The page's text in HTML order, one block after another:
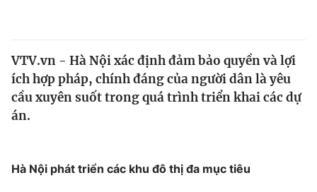
Thế giới
Tin tức
Câu chuyện quốc tế
Tài chính
Dữ liệu và đời sống
VTV.vn - Hà Nội xác định đảm bảo quyền và lợi
ích hợp pháp, chính đáng của người dân là yêu
cầu xuyên suốt trong quá trình triển khai các dự
án.
Hà Nội phát triển các khu đô thị đa mục tiêu